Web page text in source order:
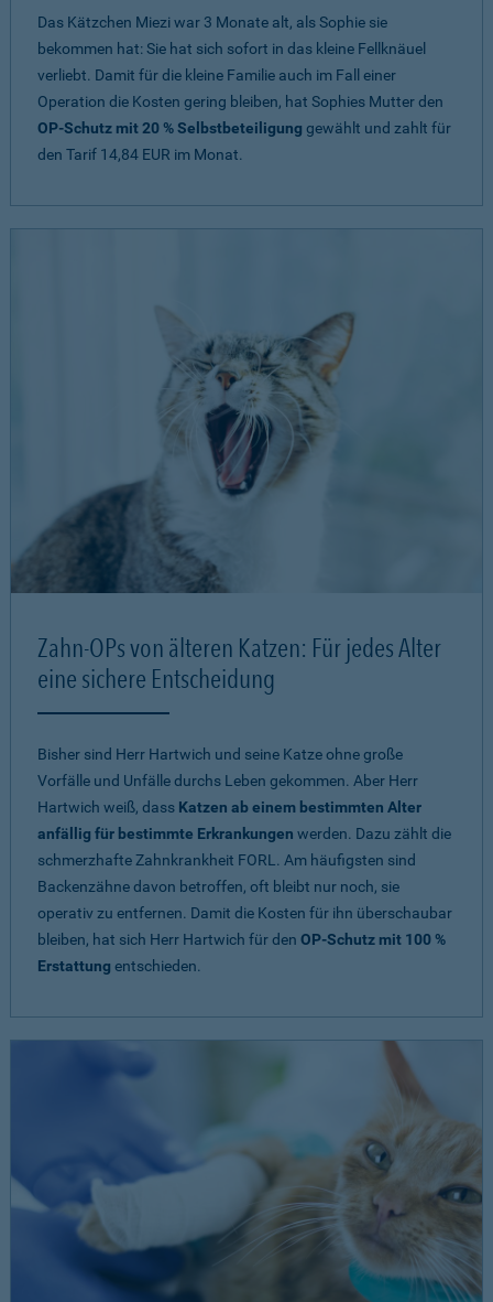
Das Kätzchen Miezi war 3 Monate alt, als Sophie sie
bekommen hat: Sie hat sich sofort in das kleine Fellknäuel
verliebt. Damit für die kleine Familie auch im Fall einer
Operation die Kosten gering bleiben, hat Sophies Mutter den
OP-Schutz mit 20 % Selbstbeteiligung gewählt und zahlt für
den Tarif 14,84 EUR im Monat.
Zahn-OPs von älteren Katzen: Für jedes Alter
eine sichere Entscheidung
Bisher sind Herr Hartwich und seine Katze ohne große
Vorfälle und Unfälle durchs Leben gekommen. Aber Herr
Hartwich weiß, dass Katzen ab einem bestimmten Alter
anfällig für bestimmte Erkrankungen werden. Dazu zählt die
schmerzhafte Zahnkrankheit FORL. Am häufigsten sind
Backenzähne davon betroffen, oft bleibt nur noch, sie
operativ zu entfernen. Damit die Kosten für ihn überschaubar
bleiben, hat sich Herr Hartwich für den OP-Schutz mit 100 %
Erstattung entschieden.